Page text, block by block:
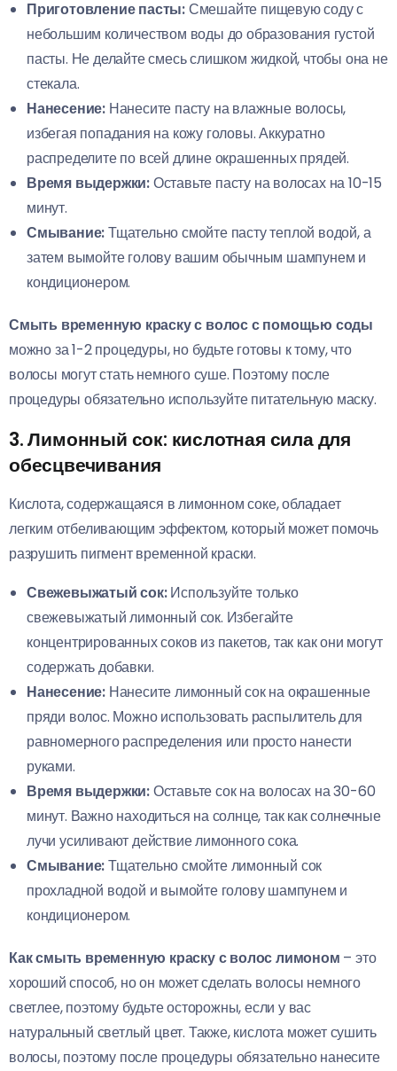
Приготовление пасты:Смешайте пищевую соду с
небольшим количеством воды до образования густой
пасты. Не делайте смесь слишком жидкой, чтобы она не
стекала.
Нанесение: Нанесите пасту на влажные волосы,
избегая попадания на кожу головы. Аккуратно
распределите по всей длине окрашенных прядей.
Время выдержки:Оставьте пасту на волосах на 10-15
минут.
Смывание:Тщательно смойте пасту теплой водой, а
затем вымойте голову вашим обычным шампунем и
кондиционером.
Смыть временную краску с волос с помощью соды
можно за 1-2 процедуры, но будьте готовы к тому, что
волосы могут стать немного суше. Поэтому после
процедуры обязательно используйте питательную маску.
3. Лимонный сок: кислотная сила для
обесцвечивания
Кислота, содержащаяся в лимонном соке, обладает
легким отбеливающим эффектом, который может помочь
разрушить пигмент временной краски.
Свежевыжатый сок:Используйте только
свежевыжатый лимонный сок. Избегайте
концентрированных соков из пакетов, так как они могут
содержать добавки.
Нанесение: Нанесите лимонный сок на окрашенные
пряди волос. Можно использовать распылитель для
равномерного распределения или просто нанести
руками.
Время выдержки:Оставьте сок на волосах на 30-60
минут. Важно находиться на солнце, так как солнечные
лучи усиливают действие лимонного сока.
Смывание:Тщательно смойте лимонный сок
прохладной водой и вымойте голову шампунем и
кондиционером.
Как смыть временную краску с волос лимоном – это
хороший способ, но он может сделать волосы немного
светлее, поэтому будьте осторожны, если у вас
натуральный светлый цвет. Также, кислота может сушить
волосы, поэтому после процедуры обязательно нанесите